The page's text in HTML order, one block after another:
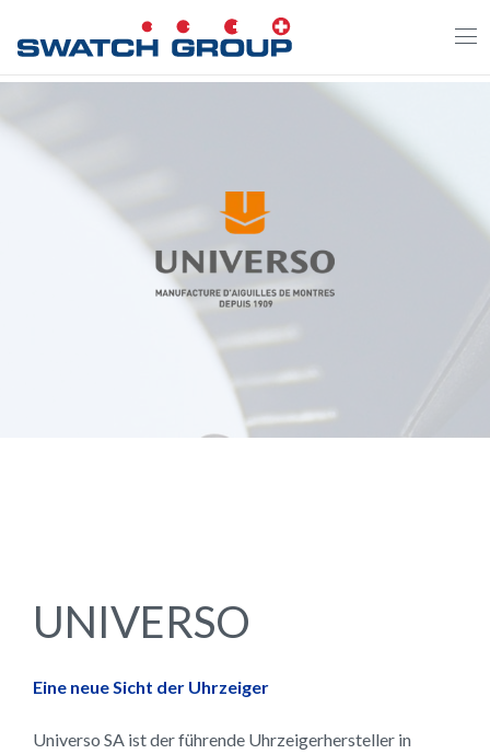
zum
UNIVERSO
Eine neue Sicht der Uhrzeiger
Universo SA ist der führende Uhrzeigerhersteller in